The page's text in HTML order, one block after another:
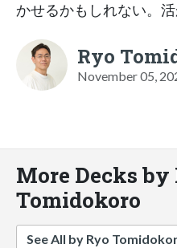
かせるかもしれない。
Ryo
November 05,
More Decks by
Tomidokoro
See All by Ryo